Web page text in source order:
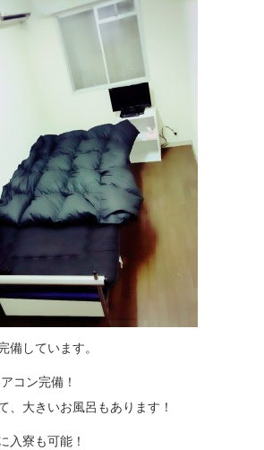
備しています。
コン完備！
、大きいお風呂もあります！
入寮も可能！